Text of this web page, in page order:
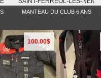
MANTEAU DU CLUB 6 ANS
100.00$